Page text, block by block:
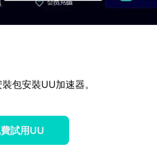
包安裝UU加速器。
試用UU